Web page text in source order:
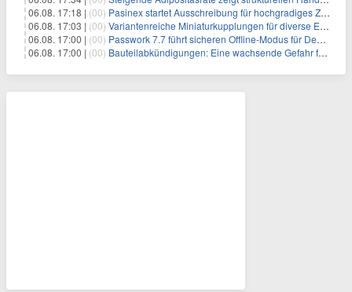
06.08. 17:18 | (00) Pasinex startet Ausschreibung für hochgradiges Zinksulfidkonzentrat mit Germanium- und Silbergehalten und stellt ein Betriebsupdate bereit
06.08. 17:03 | (00) Variantenreiche Miniaturkupplungen für diverse Einsatzbereiche
06.08. 17:00 | (00) Passwork 7.7 führt sicheren Offline-Modus für Desktop- und Mobile-Apps ein
06.08. 17:00 | (00) Bauteilabkündigungen: Eine wachsende Gefahr für industrielle Elektroniksysteme